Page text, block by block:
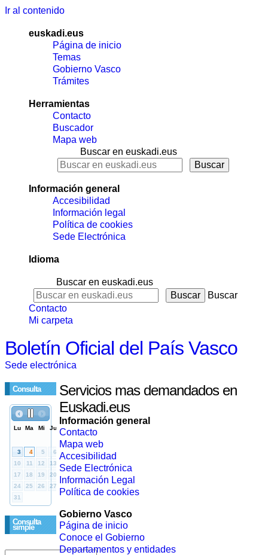
Ir al contenido
euskadi.eus
Página de inicio
Temas
Gobierno Vasco
Trámites
Herramientas
Contacto
Buscador
Mapa web
Buscar en euskadi.eus
Información general
Accesibilidad
Información legal
Política de cookies
Sede Electrónica
Idioma
Buscar en euskadi.eus
Buscar
Contacto
Mi carpeta
Boletín Oficial del País Vasco
Sede electrónica
Consulta
Consulta
simple
Servicios mas demandados en
Euskadi.eus
Información general
Contacto
Mapa web
Accesibilidad
Sede Electrónica
Información Legal
Política de cookies
Gobierno Vasco
Página de inicio
Conoce el Gobierno
Departamentos y entidades